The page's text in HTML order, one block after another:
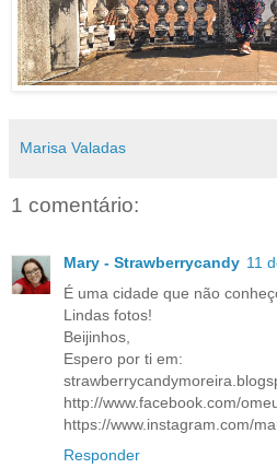
Marisa Valadas
1 comentário:
Mary - Strawberrycandy 11
É uma cidade que não
Lindas fotos!
Beijinhos,
Espero por ti em:
http://www.facebook.com/
https://www.instagram.com/
Responder